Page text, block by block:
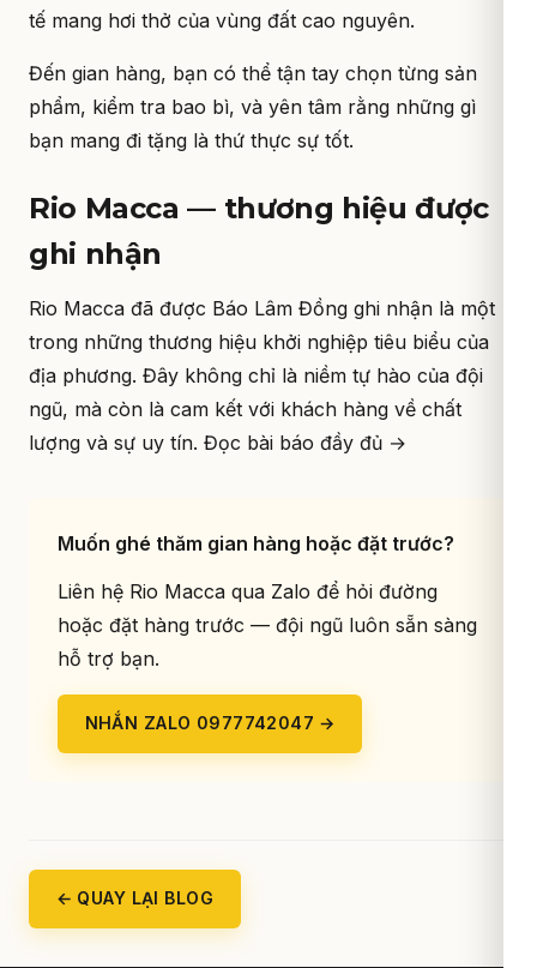
tế mang hơi thở của vùng đất cao nguyên.
Đến gian hàng, bạn có thể tận tay chọn từng sản
phẩm, kiểm tra bao bì, và yên tâm rằng những gì
bạn mang đi tặng là thứ thực sự tốt.
Rio Macca — thương hiệu được
ghi nhận
Rio Macca đã được Báo Lâm Đồng ghi nhận là một
trong những thương hiệu khởi nghiệp tiêu biểu của
địa phương. Đây không chỉ là niềm tự hào của đội
ngũ, mà còn là cam kết với khách hàng về chất
lượng và sự uy tín. Đọc bài báo đầy đủ →
Muốn ghé thăm gian hàng hoặc đặt trước?
Liên hệ Rio Macca qua Zalo để hỏi đường
hoặc đặt hàng trước — đội ngũ luôn sẵn sàng
hỗ trợ bạn.
NHẮN ZALO 0977742047 →
← QUAY LẠI BLOG